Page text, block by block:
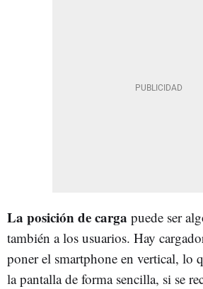
La posición de carga puede ser
también a los usuarios. Hay
poner el smartphone en vertical, lo
la pantalla de forma sencilla, si se